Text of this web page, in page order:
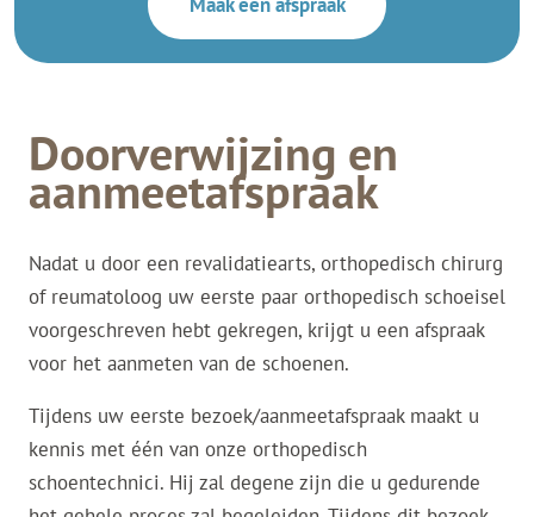
Doorverwijzing en
aanmeetafspraak
Nadat u door een revalidatiearts, orthopedisch chirurg
of reumatoloog uw eerste paar orthopedisch schoeisel
voorgeschreven hebt gekregen, krijgt u een afspraak
voor het aanmeten van de schoenen.
Tijdens uw eerste bezoek/aanmeetafspraak maakt u
kennis met één van onze orthopedisch
schoentechnici. Hij zal degene zijn die u gedurende